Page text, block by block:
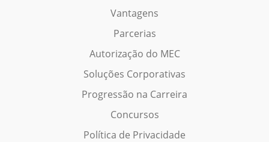
Vantagens
Parcerias
Autorização do MEC
Soluções Corporativas
Progressão na Carreira
Concursos
Política de Privacidade